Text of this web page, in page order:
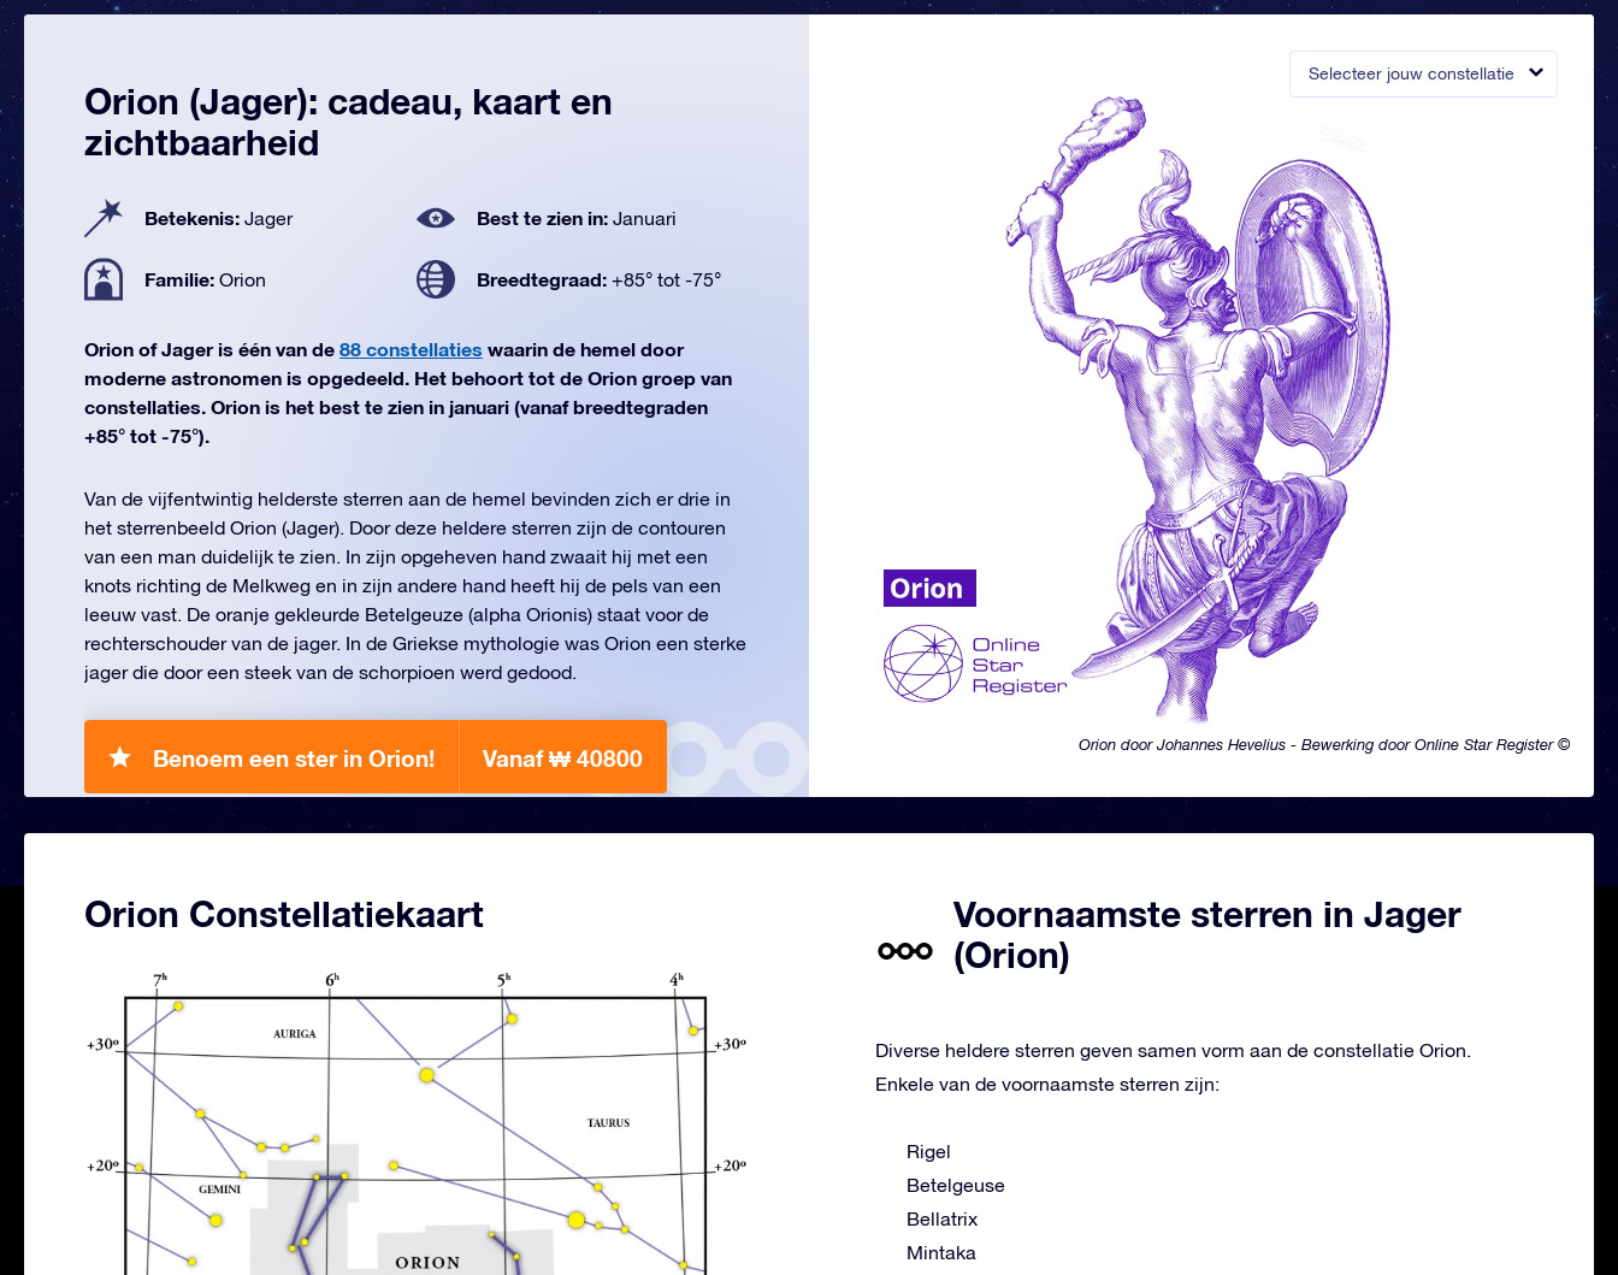
Selecteer jouw constellatie
Orion door Johannes Hevelius - Bewerking door Online Star Register ©
Orion (Jager): cadeau, kaart en
zichtbaarheid
Betekenis: Jager Best te zien in: Januari
Familie: Orion Breedtegraad: +85° tot -75°
Orion of Jager is één van de 88 constellaties waarin de hemel door
moderne astronomen is opgedeeld. Het behoort tot de Orion groep van
constellaties. Orion is het best te zien in januari (vanaf breedtegraden
+85° tot -75°).
Van de vijfentwintig helderste sterren aan de hemel bevinden zich er drie in
het sterrenbeeld Orion (Jager). Door deze heldere sterren zijn de contouren
van een man duidelijk te zien. In zijn opgeheven hand zwaait hij met een
knots richting de Melkweg en in zijn andere hand heeft hij de pels van een
leeuw vast. De oranje gekleurde Betelgeuze (alpha Orionis) staat voor de
rechterschouder van de jager. In de Griekse mythologie was Orion een sterke
jager die door een steek van de schorpioen werd gedood.
Benoem een ster in Orion! Vanaf ₩ 40800
Orion Constellatiekaart
Voornaamste sterren in Jager
(Orion)
Diverse heldere sterren geven samen vorm aan de constellatie Orion.
Enkele van de voornaamste sterren zijn:
Rigel
Betelgeuse
Bellatrix
Mintaka